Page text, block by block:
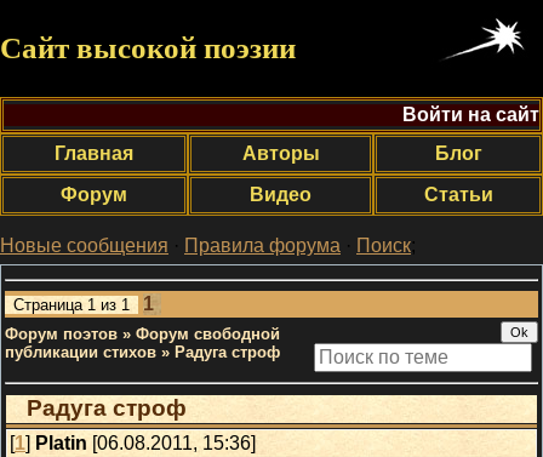
Сайт высокой поэзии
Войти на сайт
Главная
Авторы
Блог
Форум
Видео Статьи
Новые сообщения · Правила форума · Поиск;
Страница 1 из 1 1
Форум поэтов » Форум свободной
публикации стихов » Радуга строф
Радуга строф
[1] Platin [06.08.2011, 15:36]